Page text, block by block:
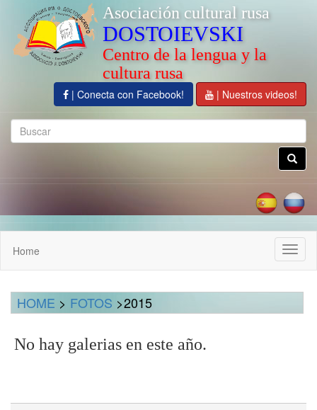
Asociación cultural rusa
DOSTOIEVSKI
Centro de la lengua y la
cultura rusa
| Conecta con Facebook! | Nuestros videos!
Home
HOME > FOTOS >2015
No hay galerias en este año.